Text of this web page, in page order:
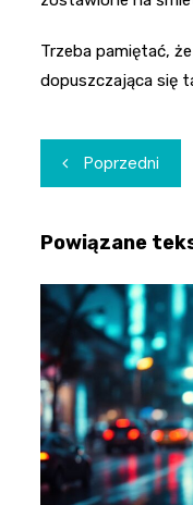
Trzeba pamiętać,
dopuszczająca się
wpisu
Poprzedni
Powiązane